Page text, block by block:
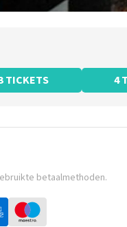
TICKETS 4
betaalmethoden.